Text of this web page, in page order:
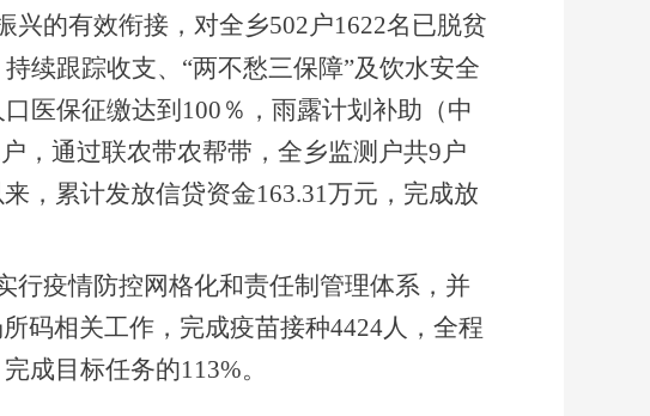
兴的有效衔接，对全乡502户1622名已脱贫
续跟踪收支、“两不愁三保障”及饮水安全
医保征缴达到100％，雨露计划补助（中
，通过联农带农帮带，全乡监测户共9户
，累计发放信贷资金163.31万元，完成放
行疫情防控网格化和责任制管理体系，并
码相关工作，完成疫苗接种4424人，全程
成目标任务的113%。